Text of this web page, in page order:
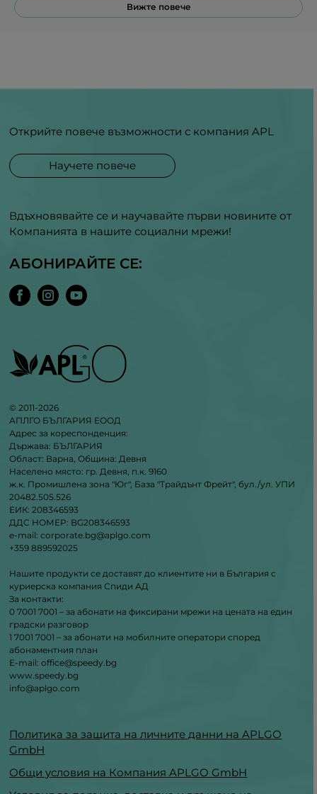
Вижте повече
Открийте повече възможности с компания APL
Научете повече
Вдъхновявайте се и научавайте първи новините от
Компанията в нашите социални мрежи!
АБОНИРАЙТЕ СЕ:
© 2011-2026
АПЛГО БЪЛГАРИЯ ЕООД
Адрес за кореспонденция:
Държава: БЪЛГАРИЯ
Област: Варна, Община: Девня
Населено място: гр. Девня, п.к. 9160
ж.к. Промишлена зона "Юг", База "Трайдънт Фрейт", бул./ул. УПИ
20482.505.526
ЕИК: 208346593
ДДС НОМЕР: BG208346593
e-mail: corporate.bg@aplgo.com
+359 889592025
Нашите продукти се доставят до клиентите ни в България с
куриерска компания Спиди АД
За контакти:
0 7001 7001 – за абонати на фиксирани мрежи на цената на един
градски разговор
1 7001 7001 – за абонати на мобилните оператори според
абонаментния план
Е-mail: office@speedy.bg
www.speedy.bg
info@aplgo.com
Политика за защита на личните данни на APLGO
GmbH
Общи условия на Компания APLGO GmbH